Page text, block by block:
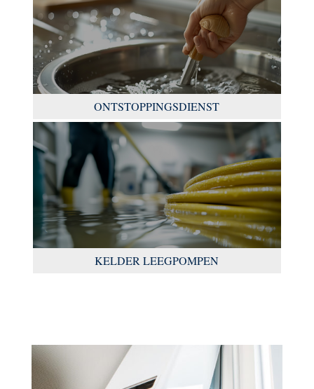
ONTSTOPPINGSDIENST
KELDER LEEGPOMPEN